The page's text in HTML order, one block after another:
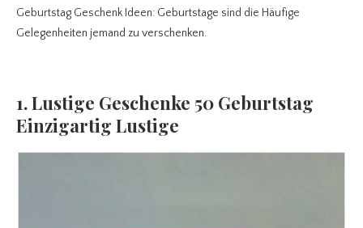
Geburtstag Geschenk Ideen: Geburtstage sind die Häufige
Gelegenheiten jemand zu verschenken.
1. Lustige Geschenke 50 Geburtstag
Einzigartig Lustige